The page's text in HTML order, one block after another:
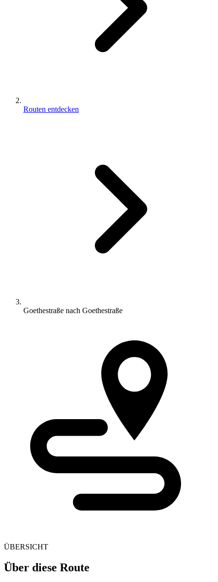
Routen entdecken
Goethestraße nach Goethestraße
ÜBERSICHT
Über diese Route